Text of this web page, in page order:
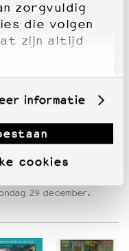
zorgvuldig
die volgen
zijn altijd
informatie
cookies
29 december.